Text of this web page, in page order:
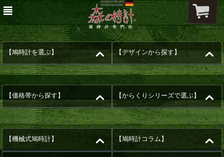
【鳩時計を選ぶ】 【デザインから探す】
【価格帯から探す】 【からくりシリーズで選ぶ】
【機械式鳩時計】 【鳩時計コラム】